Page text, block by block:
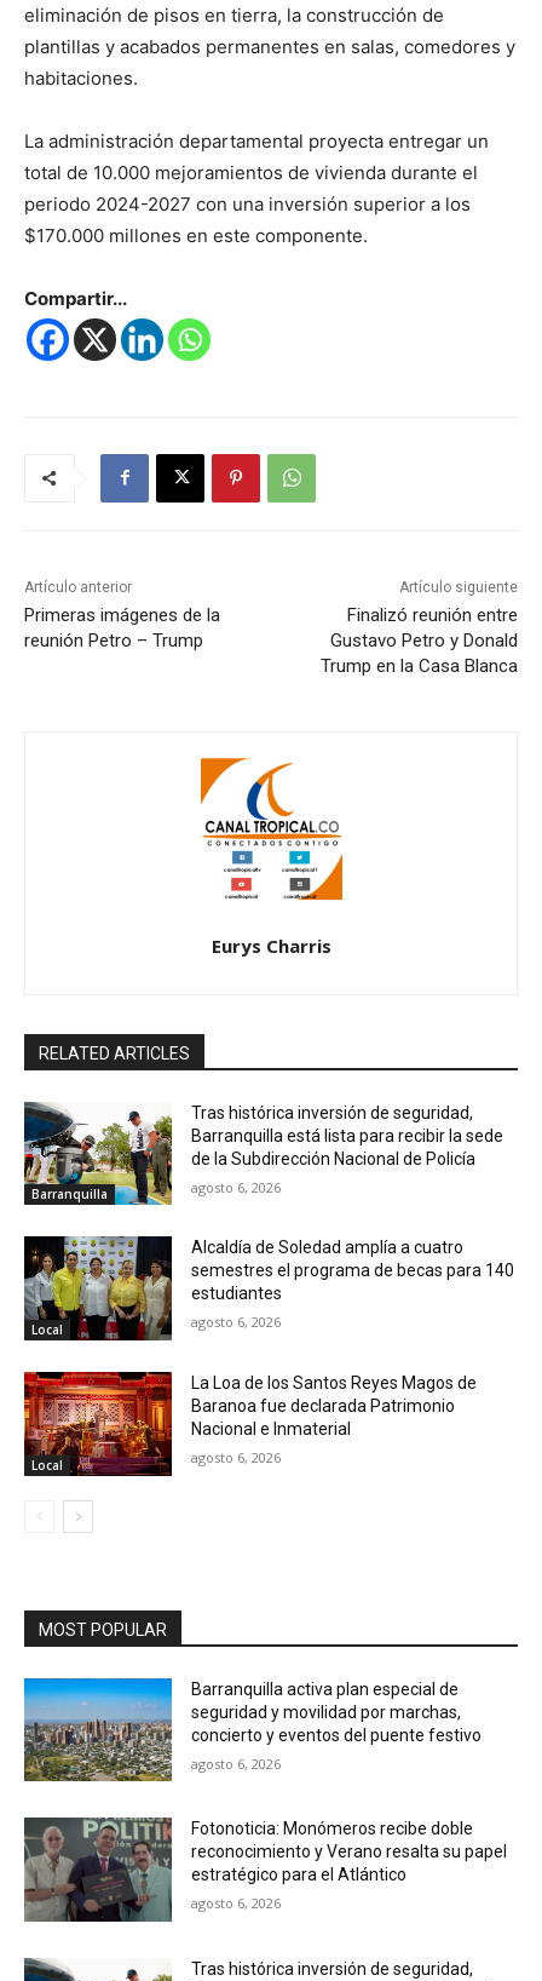
eliminación de pisos en tierra, la construcción de
plantillas y acabados permanentes en salas, comedores y
habitaciones.
La administración departamental proyecta entregar un
total de 10.000 mejoramientos de vivienda durante el
periodo 2024-2027 con una inversión superior a los
$170.000 millones en este componente.
Compartir...
Artículo anterior
Primeras imágenes de la
reunión Petro – Trump
Artículo siguiente
Finalizó reunión entre
Gustavo Petro y Donald
Trump en la Casa Blanca
Eurys Charris
RELATED ARTICLES
Barranquilla
Tras histórica inversión de seguridad,
Barranquilla está lista para recibir la sede
de la Subdirección Nacional de Policía
agosto 6, 2026
Local
Alcaldía de Soledad amplía a cuatro
semestres el programa de becas para 140
estudiantes
agosto 6, 2026
Local
La Loa de los Santos Reyes Magos de
Baranoa fue declarada Patrimonio
Nacional e Inmaterial
agosto 6, 2026
MOST POPULAR
Barranquilla activa plan especial de
seguridad y movilidad por marchas,
concierto y eventos del puente festivo
agosto 6, 2026
Fotonoticia: Monómeros recibe doble
reconocimiento y Verano resalta su papel
estratégico para el Atlántico
agosto 6, 2026
Tras histórica inversión de seguridad,